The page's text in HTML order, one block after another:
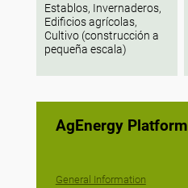
Establos, Invernaderos,
Edificios agrícolas,
Cultivo (construcción a
pequeña escala)
AgEnergy Platform
General Information